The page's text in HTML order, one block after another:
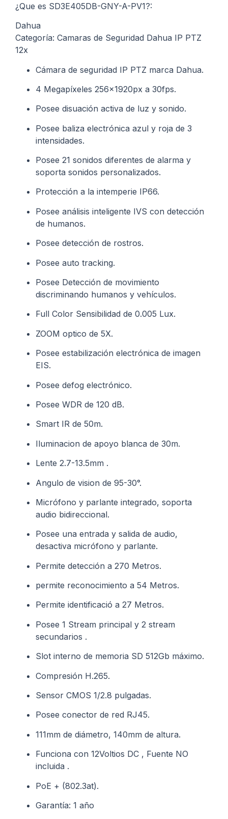
¿Que es SD3E405DB-GNY-A-PV1?:
Dahua
Categoría: Camaras de Seguridad Dahua IP PTZ
12x
Cámara de seguridad IP PTZ marca Dahua.
4 Megapíxeles 256x1920px a 30fps.
Posee disuación activa de luz y sonido.
Posee baliza electrónica azul y roja de 3
intensidades.
Posee 21 sonidos diferentes de alarma y
soporta sonidos personalizados.
Protección a la intemperie IP66.
Posee análisis inteligente IVS con detección
de humanos.
Posee detección de rostros.
Posee auto tracking.
Posee Detección de movimiento
discriminando humanos y vehículos.
Full Color Sensibilidad de 0.005 Lux.
ZOOM optico de 5X.
Posee estabilización electrónica de imagen
EIS.
Posee defog electrónico.
Posee WDR de 120 dB.
Smart IR de 50m.
Iluminacion de apoyo blanca de 30m.
Lente 2.7-13.5mm .
Angulo de vision de 95-30°.
Micrófono y parlante integrado, soporta
audio bidireccional.
Posee una entrada y salida de audio,
desactiva micrófono y parlante.
Permite detección a 270 Metros.
permite reconocimiento a 54 Metros.
Permite identificació a 27 Metros.
Posee 1 Stream principal y 2 stream
secundarios .
Slot interno de memoria SD 512Gb máximo.
Compresión H.265.
Sensor CMOS 1/2.8 pulgadas.
Posee conector de red RJ45.
111mm de diámetro, 140mm de altura.
Funciona con 12Voltios DC , Fuente NO
incluida .
PoE + (802.3at).
Garantía: 1 año